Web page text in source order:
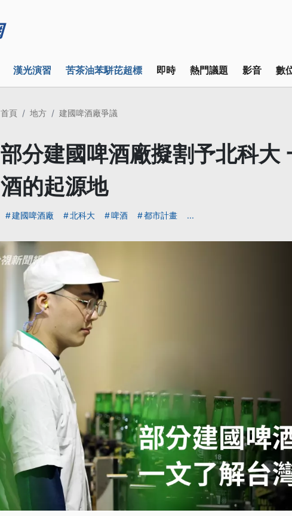
漢光演習 苦茶油苯駢芘超標 即時 熱門議題 影音 數
首頁 地方 建國啤酒廠爭議
部分建國啤酒廠擬割予北科大
酒的起源地
建國啤酒廠 北科大 啤酒 都市計畫 ...